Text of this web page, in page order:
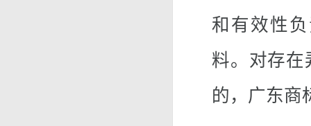
和有效性
料。对存在
的，广东商